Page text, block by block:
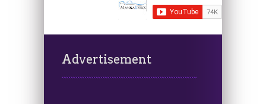
Advertisement